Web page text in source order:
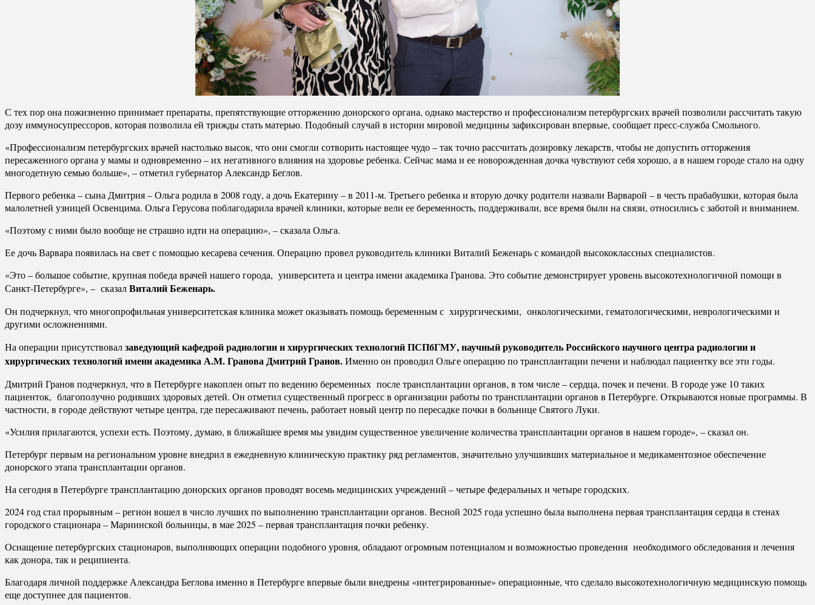
С тех пор она пожизненно принимает препараты, препятствующие отторжению донорского органа, однако мастерство и профессионализм петербургских врачей позволили рассчитать такую
дозу иммуносупрессоров, которая позволила ей трижды стать матерью. Подобный случай в истории мировой медицины зафиксирован впервые, сообщает пресс-служба Смольного.
«Профессионализм петербургских врачей настолько высок, что они смогли сотворить настоящее чудо – так точно рассчитать дозировку лекарств, чтобы не допустить отторжения
пересаженного органа у мамы и одновременно – их негативного влияния на здоровье ребенка. Сейчас мама и ее новорожденная дочка чувствуют себя хорошо, а в нашем городе стало на одну
многодетную семью больше», – отметил губернатор Александр Беглов.
Первого ребенка – сына Дмитрия – Ольга родила в 2008 году, а дочь Екатерину – в 2011-м. Третьего ребенка и вторую дочку родители назвали Варварой – в честь прабабушки, которая была
малолетней узницей Освенцима. Ольга Герусова поблагодарила врачей клиники, которые вели ее беременность, поддерживали, все время были на связи, относились с заботой и вниманием.
«Поэтому с ними было вообще не страшно идти на операцию», – сказала Ольга.
Ее дочь Варвара появилась на свет с помощью кесарева сечения. Операцию провел руководитель клиники Виталий Беженарь с командой высококлассных специалистов.
«Это – большое событие, крупная победа врачей нашего города, университета и центра имени академика Гранова. Это событие демонстрирует уровень высокотехнологичной помощи в
Санкт‑Петербурге», – сказалВиталий Беженарь.
Он подчеркнул, что многопрофильная университетская клиника может оказывать помощь беременным с хирургическими, онкологическими, гематологическими, неврологическими и
другими осложнениями.
На операции присутствовалзаведующий кафедрой радиологии и хирургических технологий ПСПбГМУ, научный руководитель Российского научного центра радиологии и
хирургических технологий имени академика А.М. Гранова Дмитрий Гранов.Именно он проводил Ольге операцию по трансплантации печени и наблюдал пациентку все эти годы.
Дмитрий Гранов подчеркнул, что в Петербурге накоплен опыт по ведению беременных после трансплантации органов, в том числе – сердца, почек и печени. В городе уже 10 таких
пациенток, благополучно родивших здоровых детей. Он отметил существенный прогресс в организации работы по трансплантации органов в Петербурге. Открываются новые программы. В
частности, в городе действуют четыре центра, где пересаживают печень, работает новый центр по пересадке почки в больнице Святого Луки.
«Усилия прилагаются, успехи есть. Поэтому, думаю, в ближайшее время мы увидим существенное увеличение количества трансплантации органов в нашем городе», – сказал он.
Петербург первым на региональном уровне внедрил в ежедневную клиническую практику ряд регламентов, значительно улучшивших материальное и медикаментозное обеспечение
донорского этапа трансплантации органов.
На сегодня в Петербурге трансплантацию донорских органов проводят восемь медицинских учреждений – четыре федеральных и четыре городских.
2024 год стал прорывным – регион вошел в число лучших по выполнению трансплантации органов. Весной 2025 года успешно была выполнена первая трансплантация сердца в стенах
городского стационара – Мариинской больницы, в мае 2025 – первая трансплантация почки ребенку.
Оснащение петербургских стационаров, выполняющих операции подобного уровня, обладают огромным потенциалом и возможностью проведения необходимого обследования и лечения
как донора, так и реципиента.
Благодаря личной поддержке Александра Беглова именно в Петербурге впервые были внедрены «интегрированные» операционные, что сделало высокотехнологичную медицинскую помощь
еще доступнее для пациентов.